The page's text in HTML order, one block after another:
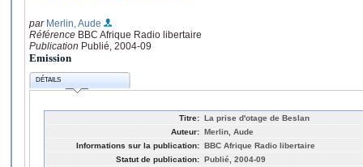
par Merlin, Aude
Référence BBC Afrique Radio libertaire
Publication Publié, 2004-09
Emission
DÉTAILS
Titre: La prise d'otage de Beslan
Auteur: Merlin, Aude
Informations sur la publication: BBC Afrique Radio libertaire
Statut de publication: Publié, 2004-09